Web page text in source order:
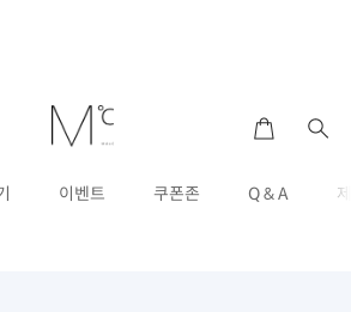
이벤트 쿠폰존 Q & A